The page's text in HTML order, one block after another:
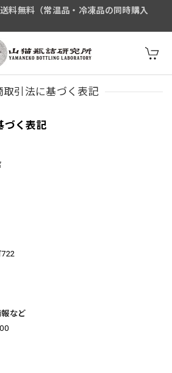
料無料（常温品・冷凍品の同時購入
取引法に基づく表記
づく表記
など